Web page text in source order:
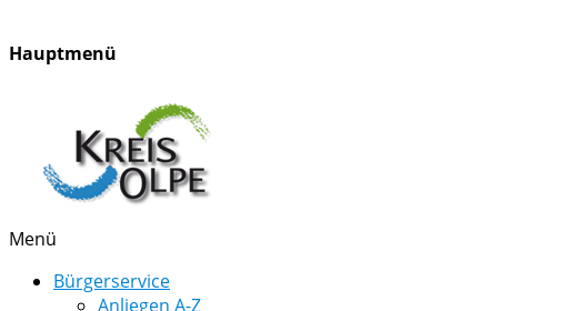
Hauptmenü
Menü
Bürgerservice
Anliegen A-Z